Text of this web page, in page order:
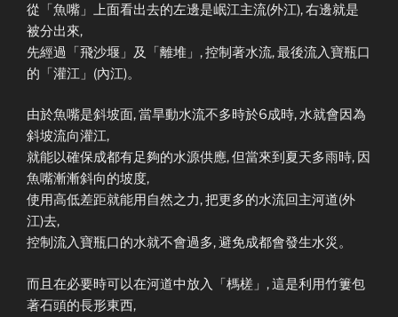
從「魚嘴」上面看出去的左邊是岷江主流(外江), 右邊就是
被分出來,
先經過「飛沙堰」及「離堆」, 控制著水流, 最後流入寶瓶口
的「灌江」(內江)。
由於魚嘴是斜坡面, 當旱動水流不多時於6成時, 水就會因為
斜坡流向灌江,
就能以確保成都有足夠的水源供應, 但當來到夏天多雨時, 因
魚嘴漸漸斜向的坡度,
使用高低差距就能用自然之力, 把更多的水流回主河道(外
江)去,
控制流入寶瓶口的水就不會過多, 避免成都會發生水災。
而且在必要時可以在河道中放入「榪槎」, 這是利用竹簍包
著石頭的長形東西,